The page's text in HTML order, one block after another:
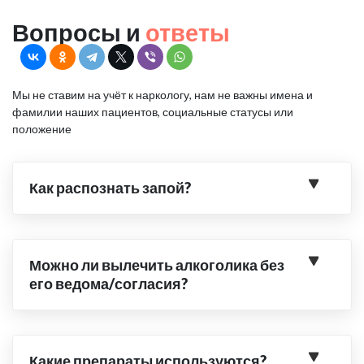
Вопросы и ответы
Мы не ставим на учёт к наркологу, нам не важны имена и
фамилии наших пациентов, социальные статусы или
положение
Как распознать запой?
Можно ли вылечить алкоголика без
его ведома/согласия?